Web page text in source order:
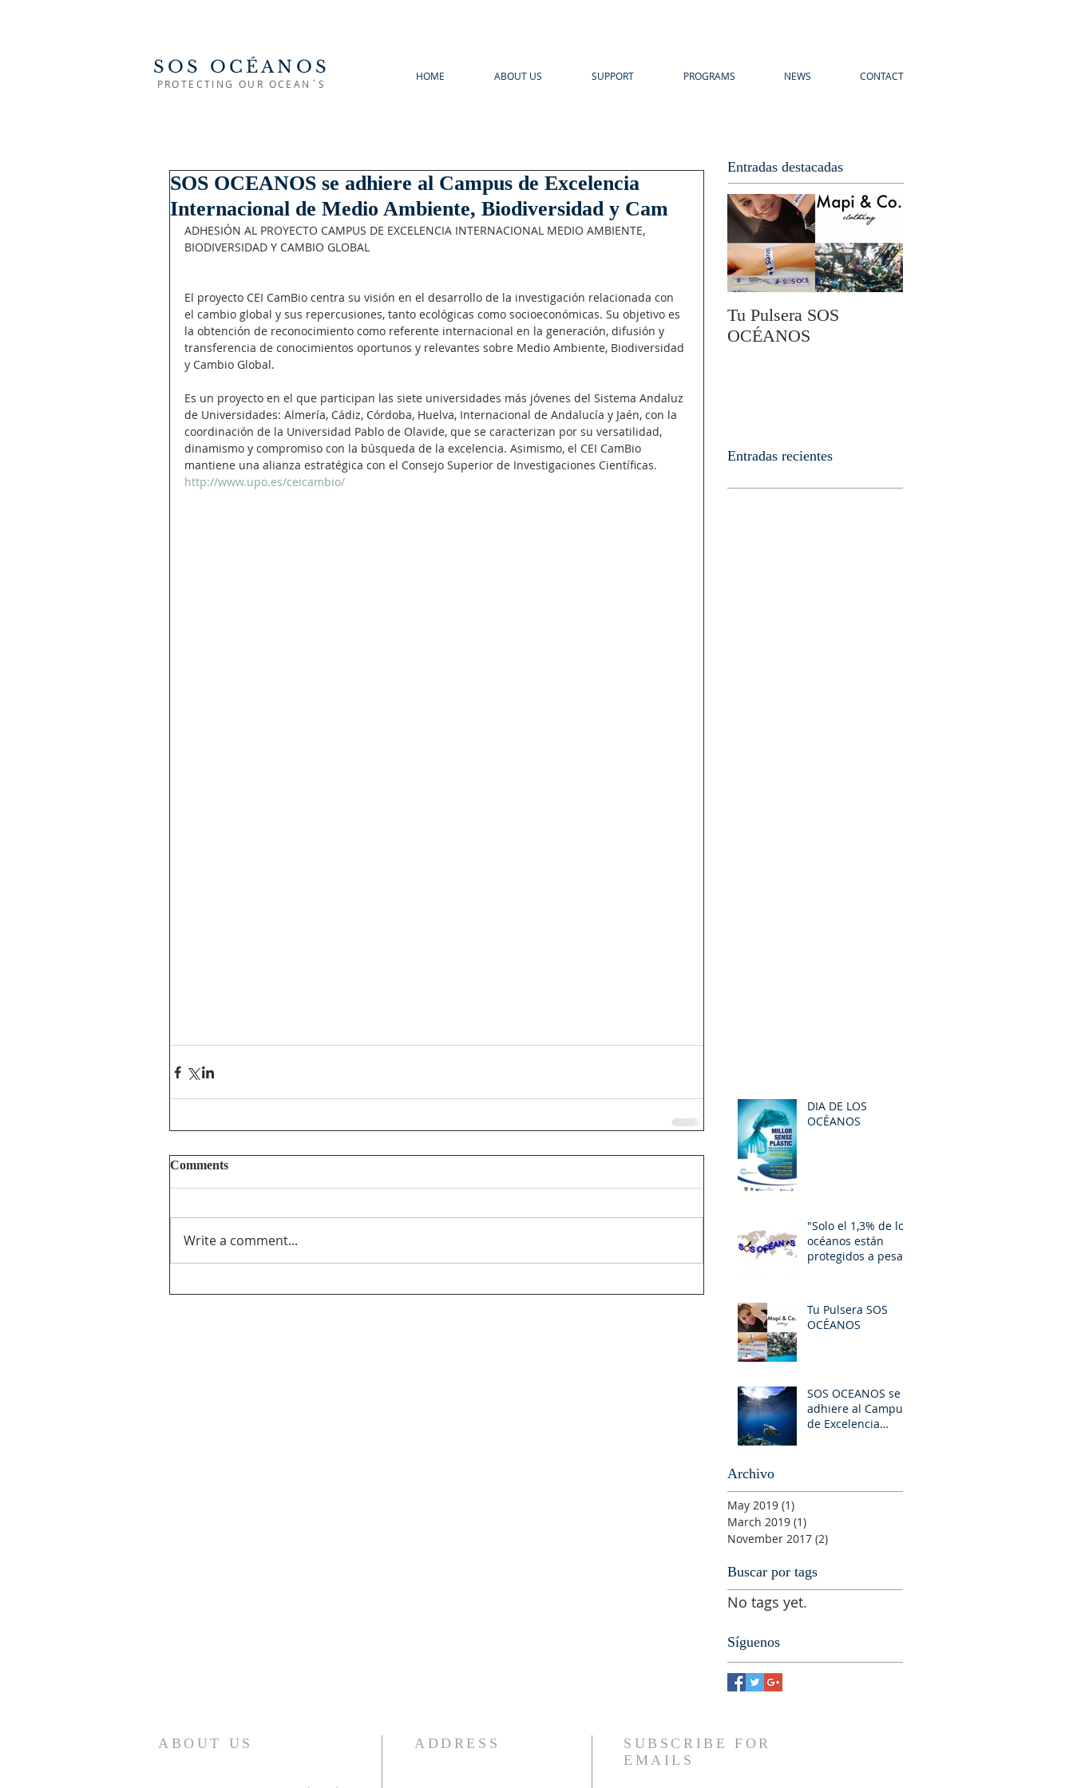
SOS OCÉANOS
PROTECTING OUR OCEAN´S
HOME ABOUT US SUPPORT PROGRAMS NEWS CONTACT
SOS OCEANOS se adhiere al Campus de Excelencia
Internacional de Medio Ambiente, Biodiversidad y Cam
ADHESIÓN AL PROYECTO CAMPUS DE EXCELENCIA INTERNACIONAL MEDIO AMBIENTE,
BIODIVERSIDAD Y CAMBIO GLOBAL
El proyecto CEI CamBio centra su visión en el desarrollo de la investigación relacionada con
el cambio global y sus repercusiones, tanto ecológicas como socioeconómicas. Su objetivo es
la obtención de reconocimiento como referente internacional en la generación, difusión y
transferencia de conocimientos oportunos y relevantes sobre Medio Ambiente, Biodiversidad
y Cambio Global.
Es un proyecto en el que participan las siete universidades más jóvenes del Sistema Andaluz
de Universidades: Almería, Cádiz, Córdoba, Huelva, Internacional de Andalucía y Jaén, con la
coordinación de la Universidad Pablo de Olavide, que se caracterizan por su versatilidad,
dinamismo y compromiso con la búsqueda de la excelencia. Asimismo, el CEI CamBio
mantiene una alianza estratégica con el Consejo Superior de Investigaciones Científicas.
http://www.upo.es/ceicambio/
Comments
Write a comment...
Entradas destacadas
Tu Pulsera SOS
OCÉANOS
Entradas recientes
DIA DE LOS
OCÉANOS
"Solo el 1,3% de los
océanos están
protegidos a pesar
Tu Pulsera SOS
OCÉANOS
SOS OCEANOS se
adhiere al Campus
de Excelencia
Archivo
May 2019 (1)
March 2019 (1)
November 2017 (2)
Buscar por tags
No tags yet.
Síguenos
ABOUT US ADDRESS
SUBSCRIBE FOR
EMAILS